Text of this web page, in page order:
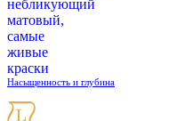
Насыщенность и глубина